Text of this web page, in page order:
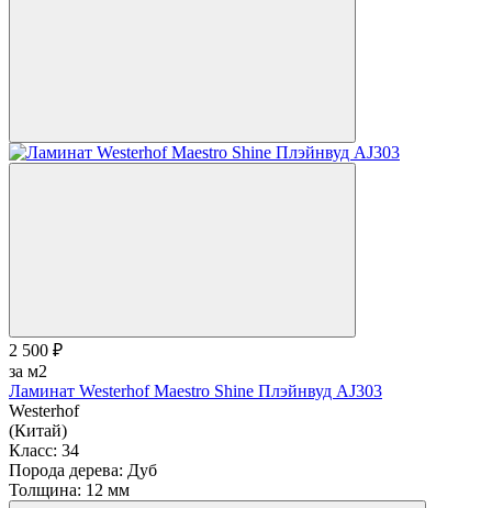
2 500 ₽
за м2
Ламинат Westerhof Maestro Shine Плэйнвуд AJ303
Westerhof
(Китай)
Класс: 34
Порода дерева: Дуб
Толщина: 12 мм